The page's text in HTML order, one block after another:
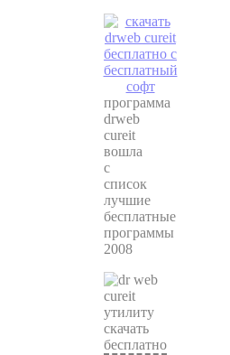
программа
drweb
cureit
вошла
с
список
лучшие
бесплатные
программы
2008